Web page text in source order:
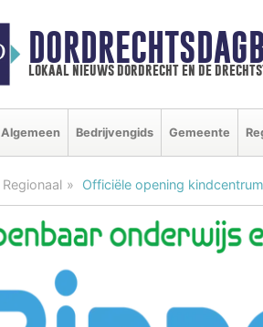
lokaal nieuws dordrecht en de
Algemeen Bedrijvengids Gemeente
Regionaal Officiële opening